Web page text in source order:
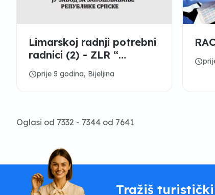
Limarskoj radnji potrebni
radnici (2) - ZLR “
Semberija “ Bijeljina
scheduleprije 5 godina, Bijeljina
schedule
Oglasi od 7332 - 7344 od 7641
Tražiš